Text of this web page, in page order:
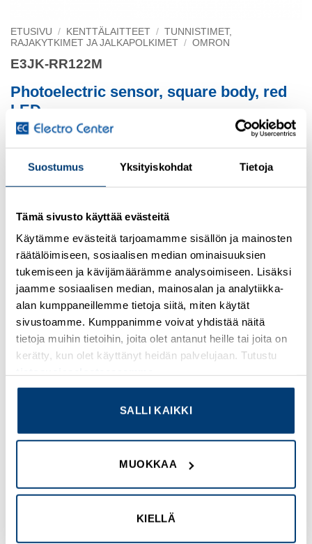
Suostumus Yksityiskohdat Tietoja
Tämä sivusto käyttää evästeitä
Käytämme evästeitä tarjoamamme sisällön ja mainosten
räätälöimiseen, sosiaalisen median ominaisuuksien
tukemiseen ja kävijämäärämme analysoimiseen. Lisäksi
jaamme sosiaalisen median, mainosalan ja analytiikka-
alan kumppaneillemme tietoja siitä, miten käytät
sivustoamme. Kumppanimme voivat yhdistää näitä
tietoja muihin tietoihin, joita olet antanut heille tai joita on
kerätty, kun olet käyttänyt heidän palvelujaan. Tutustu
SALLI KAIKKI
MUOKKAA
KIELLÄ
ETUSIVU / KENTTÄLAITTEET / TUNNISTIMET,
RAJAKYTKIMET JA JALKAPOLKIMET / OMRON
E3JK-RR122M
Photoelectric sensor, square body, red
LED
Kirjaudu sisään nähdäksesi hinnat ja käyttääksesi
verkkokauppaa
Osastot:Omron , Uudet tuotteet
TUTUSTU MYÖS
Add to
OMRON